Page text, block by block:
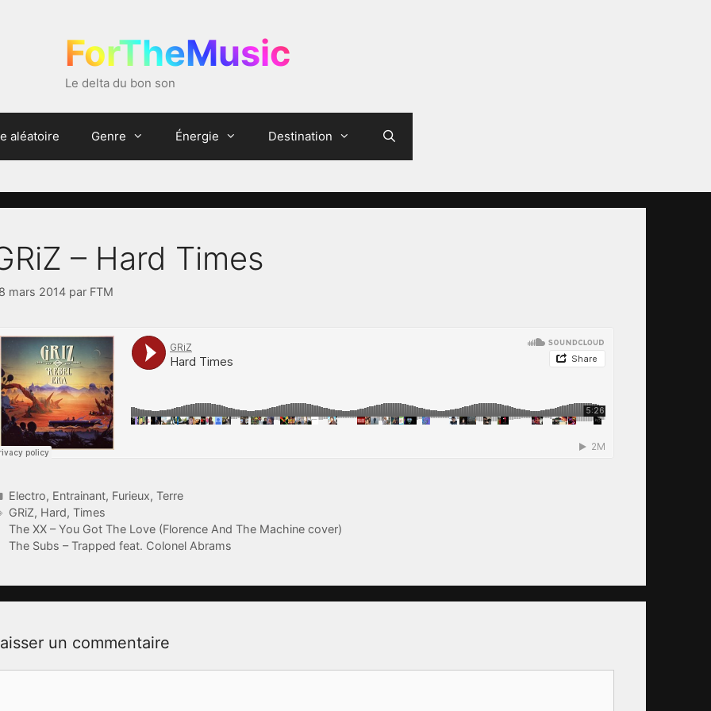
ForTheMusic
Le delta du bon son
aléatoire Genre Énergie Destination
– Hard Times
mars 2014 par FTM
Catégories
Electro, Entrainant, Furieux, Terre
Étiquettes
GRiZ, Hard, Times
The XX – You Got The Love (Florence And The Machine cover)
The Subs – Trapped feat. Colonel Abrams
un commentaire